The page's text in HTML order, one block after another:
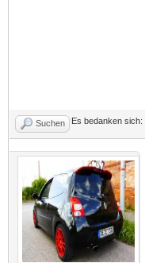
Suchen Es bedanken sich: